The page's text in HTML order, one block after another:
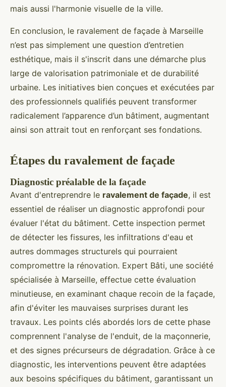
mais aussi l'harmonie visuelle de la ville.
En conclusion, le ravalement de façade à Marseille
n’est pas simplement une question d’entretien
esthétique, mais il s'inscrit dans une démarche plus
large de valorisation patrimoniale et de durabilité
urbaine. Les initiatives bien conçues et exécutées par
des professionnels qualifiés peuvent transformer
radicalement l’apparence d’un bâtiment, augmentant
ainsi son attrait tout en renforçant ses fondations.
Étapes du ravalement de façade
Diagnostic préalable de la façade
Avant d'entreprendre le ravalement de façade, il est
essentiel de réaliser un diagnostic approfondi pour
évaluer l'état du bâtiment. Cette inspection permet
de détecter les fissures, les infiltrations d'eau et
autres dommages structurels qui pourraient
compromettre la rénovation. Expert Bâti, une société
spécialisée à Marseille, effectue cette évaluation
minutieuse, en examinant chaque recoin de la façade,
afin d'éviter les mauvaises surprises durant les
travaux. Les points clés abordés lors de cette phase
comprennent l'analyse de l'enduit, de la maçonnerie,
et des signes précurseurs de dégradation. Grâce à ce
diagnostic, les interventions peuvent être adaptées
aux besoins spécifiques du bâtiment, garantissant un